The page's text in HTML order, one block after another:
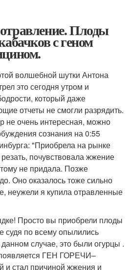
Плоды
с геном
волшебной шутки Антона
это сегодня утром и
который даже
отчеты не смогли разрядить.
не очень интересная, можно
сознания на 0:55
"Приобрела на рынке
почувствовала жжение
не придала. Позже
Оно оказалось тоже сильно
неужели я купила отравленные
Просто вы приобрели плоды
судя по всему опылились
случае, это были огурцы .
появляется ГЕН ГОРЕЧИ–
стал причиной жжения и